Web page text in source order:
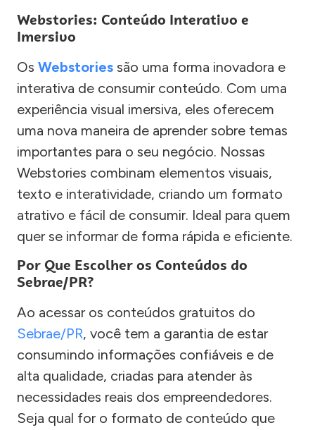
Webstories: Conteúdo Interativo e
Imersivo
Os Webstories são uma forma inovadora e
interativa de consumir conteúdo. Com uma
experiência visual imersiva, eles oferecem
uma nova maneira de aprender sobre temas
importantes para o seu negócio. Nossas
Webstories combinam elementos visuais,
texto e interatividade, criando um formato
atrativo e fácil de consumir. Ideal para quem
quer se informar de forma rápida e eficiente.
Por Que Escolher os Conteúdos do
Sebrae/PR?
Ao acessar os conteúdos gratuitos do
Sebrae/PR, você tem a garantia de estar
consumindo informações confiáveis e de
alta qualidade, criadas para atender às
necessidades reais dos empreendedores.
Seja qual for o formato de conteúdo que